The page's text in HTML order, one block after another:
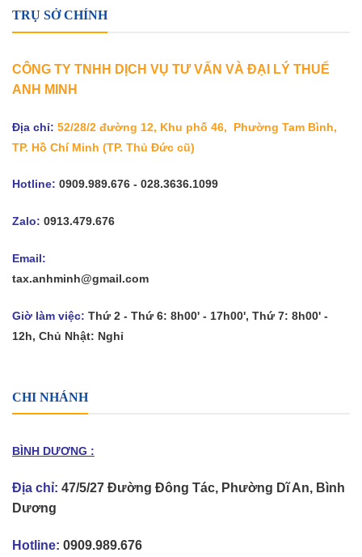
TRỤ SỞ CHÍNH
CÔNG TY TNHH DỊCH VỤ TƯ VẤN VÀ ĐẠI LÝ THUẾ
ANH MINH
Địa chỉ: 52/28/2 đường 12, Khu phố 46, Phường Tam Bình,
TP. Hồ Chí Minh (TP. Thủ Đức cũ)
Hotline: 0909.989.676 - 028.3636.1099
Zalo: 0913.479.676
Email:
tax.anhminh@gmail.com
Giờ làm việc: Thứ 2 - Thứ 6: 8h00' - 17h00', Thứ 7: 8h00' -
12h, Chủ Nhật: Nghỉ
CHI NHÁNH
BÌNH DƯƠNG :
Địa chỉ: 47/5/27 Đường Đông Tác, Phường Dĩ An, Bình
Dương
Hotline: 0909.989.676